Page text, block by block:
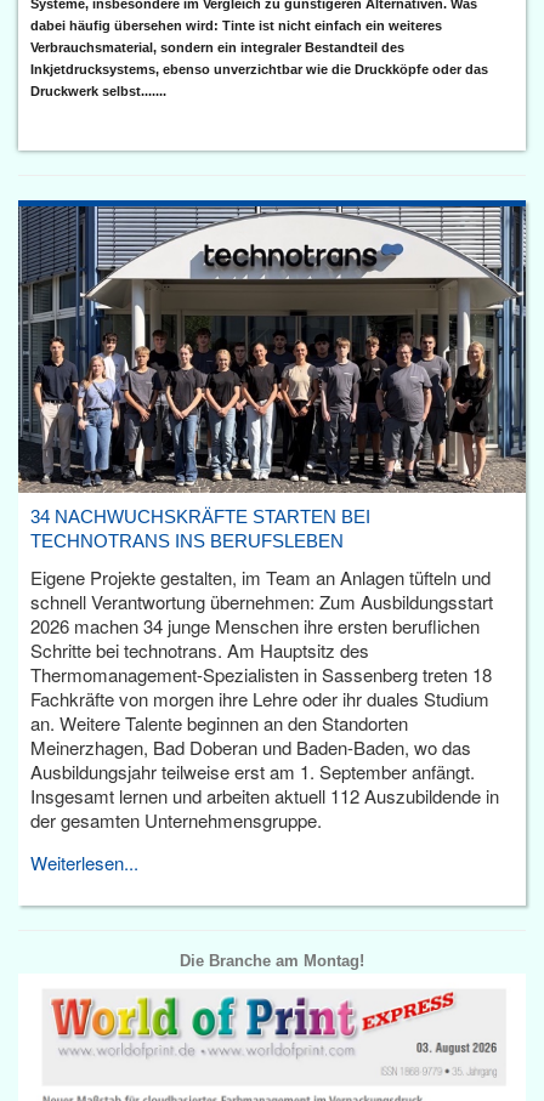
Systeme, insbesondere im Vergleich zu günstigeren Alternativen. Was
dabei häufig übersehen wird: Tinte ist nicht einfach ein weiteres
Verbrauchsmaterial, sondern ein integraler Bestandteil des
Inkjetdrucksystems, ebenso unverzichtbar wie die Druckköpfe oder das
Druckwerk selbst.......
34 NACHWUCHSKRÄFTE STARTEN BEI
TECHNOTRANS INS BERUFSLEBEN
Eigene Projekte gestalten, im Team an Anlagen tüfteln und
schnell Verantwortung übernehmen: Zum Ausbildungsstart
2026 machen 34 junge Menschen ihre ersten beruflichen
Schritte bei technotrans. Am Hauptsitz des
Thermomanagement-Spezialisten in Sassenberg treten 18
Fachkräfte von morgen ihre Lehre oder ihr duales Studium
an. Weitere Talente beginnen an den Standorten
Meinerzhagen, Bad Doberan und Baden-Baden, wo das
Ausbildungsjahr teilweise erst am 1. September anfängt.
Insgesamt lernen und arbeiten aktuell 112 Auszubildende in
der gesamten Unternehmensgruppe.
Weiterlesen...
Die Branche am Montag!